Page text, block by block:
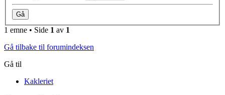
1 emne • Side 1 av 1
Gå tilbake til forumindeksen
Gå til
Kakleriet